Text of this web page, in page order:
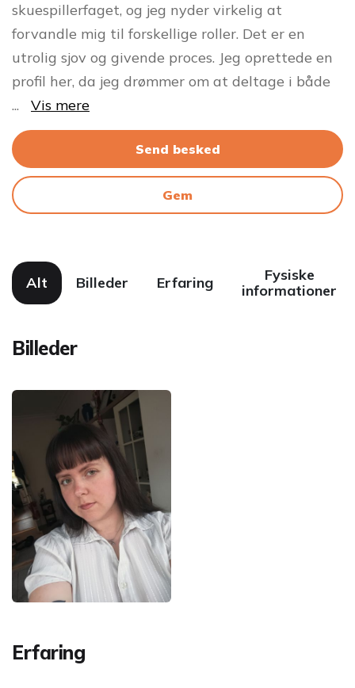
skuespillerfaget, og jeg nyder virkelig at
forvandle mig til forskellige roller. Det er en
utrolig sjov og givende proces. Jeg oprettede en
profil her, da jeg drømmer om at deltage i både
...
Vis mere
Send besked
Gem
Alt Billeder Erfaring
Fysiske
informationer
Billeder
Erfaring